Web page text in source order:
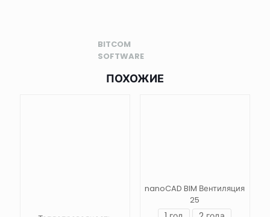
BITCOM
SOFTWARE
ПОХОЖИЕ
nanoCAD BIM Вентиляция
25